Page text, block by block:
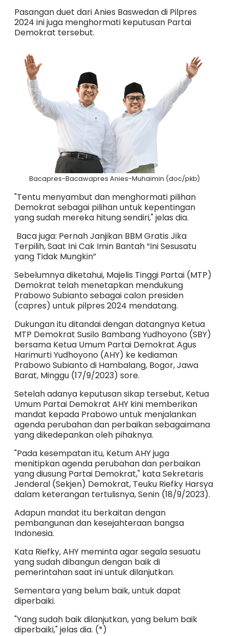
Pasangan duet dari Anies Baswedan di Pilpres
2024 ini juga menghormati keputusan Partai
Demokrat tersebut.
Bacapres-Bacawapres Anies-Muhaimin (doc/pkb)
"Tentu menyambut dan menghormati pilihan
Demokrat sebagai pilihan untuk kepentingan
yang sudah mereka hitung sendiri," jelas dia.
Baca juga: Pernah Janjikan BBM Gratis Jika
Terpilih, Saat Ini Cak Imin Bantah “Ini Sesusatu
yang Tidak Mungkin”
Sebelumnya diketahui, Majelis Tinggi Partai (MTP)
Demokrat telah menetapkan mendukung
Prabowo Subianto sebagai calon presiden
(capres) untuk pilpres 2024 mendatang.
Dukungan itu ditandai dengan datangnya Ketua
MTP Demokrat Susilo Bambang Yudhoyono (SBY)
bersama Ketua Umum Partai Demokrat Agus
Harimurti Yudhoyono (AHY) ke kediaman
Prabowo Subianto di Hambalang, Bogor, Jawa
Barat, Minggu (17/9/2023) sore.
Setelah adanya keputusan sikap tersebut, Ketua
Umum Partai Demokrat AHY kini memberikan
mandat kepada Prabowo untuk menjalankan
agenda perubahan dan perbaikan sebagaimana
yang dikedepankan oleh pihaknya.
"Pada kesempatan itu, Ketum AHY juga
menitipkan agenda perubahan dan perbaikan
yang diusung Partai Demokrat," kata Sekretaris
Jenderal (Sekjen) Demokrat, Teuku Riefky Harsya
dalam keterangan tertulisnya, Senin (18/9/2023).
Adapun mandat itu berkaitan dengan
pembangunan dan kesejahteraan bangsa
Indonesia.
Kata Riefky, AHY meminta agar segala sesuatu
yang sudah dibangun dengan baik di
pemerintahan saat ini untuk dilanjutkan.
Sementara yang belum baik, untuk dapat
diperbaiki.
"Yang sudah baik dilanjutkan, yang belum baik
diperbaiki," jelas dia. (*)